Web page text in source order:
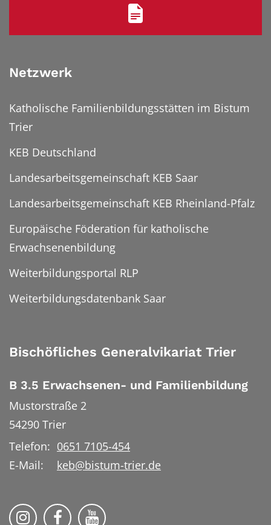
Netzwerk
Katholische Familienbildungsstätten im Bistum
Trier
KEB Deutschland
Landesarbeitsgemeinschaft KEB Saar
Landesarbeitsgemeinschaft KEB Rheinland-Pfalz
Europäische Föderation für katholische
Erwachsenenbildung
Weiterbildungsportal RLP
Weiterbildungsdatenbank Saar
Bischöfliches Generalvikariat Trier
B 3.5 Erwachsenen- und Familienbildung
Mustorstraße 2
54290 Trier
Telefon: 0651 7105-454
E-Mail:
keb@bistum-trier.de
KEB Bildung Leben auf Instagram
KEB Bildung Leben auf Facebook
KEB Bildung Leben auf